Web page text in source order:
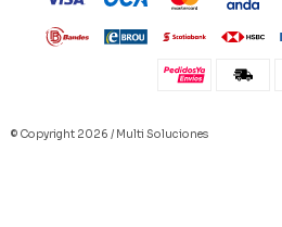
© Copyright 2026 / Multi Soluciones